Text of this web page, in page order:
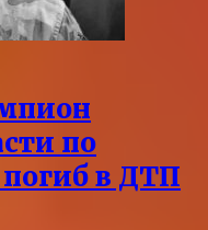
по
в ДТП